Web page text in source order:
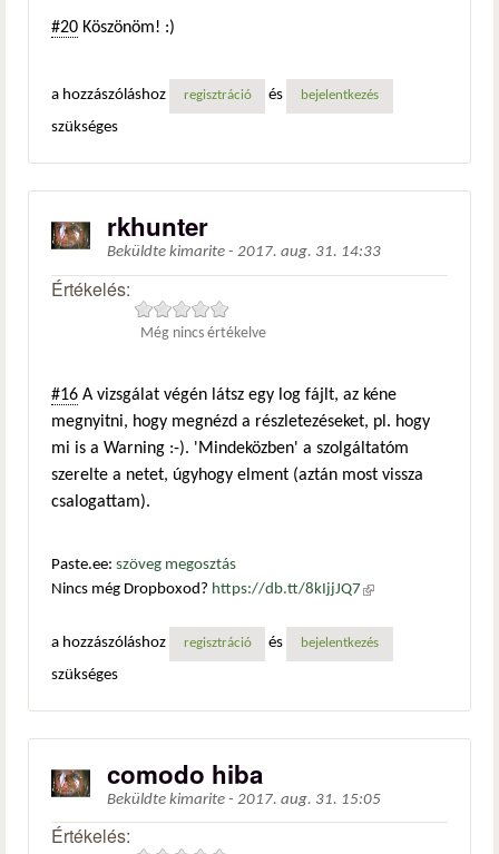
#20 Köszönöm! :)
a hozzászóláshoz regisztráció és bejelentkezés
szükséges
rkhunter
Beküldte kimarite - 2017. aug. 31. 14:33
Értékelés:
Még nincs értékelve
#16 A vizsgálat végén látsz egy log fájlt, az kéne
megnyitni, hogy megnézd a részletezéseket, pl. hogy
mi is a Warning :-). 'Mindeközben' a szolgáltatóm
szerelte a netet, úgyhogy elment (aztán most vissza
csalogattam).
Paste.ee: szöveg megosztás
Nincs még Dropboxod? https://db.tt/8kIjjJQ7 (külső
a hozzászóláshoz
regisztráció és bejelentkezés
szükséges
comodo hiba
Beküldte kimarite - 2017. aug. 31. 15:05
Értékelés: